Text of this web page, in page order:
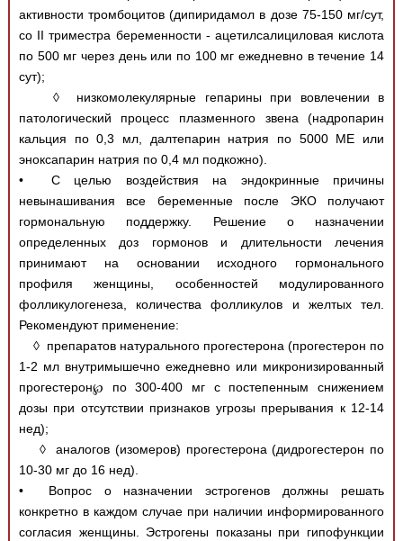
активности тромбоцитов (дипиридамол в дозе 75-150 мг/сут,
со II триместра беременности - ацетилсалициловая кислота
по 500 мг через день или по 100 мг ежедневно в течение 14
сут);
◊ низкомолекулярные гепарины при вовлечении в
патологический процесс плазменного звена (надропарин
кальция по 0,3 мл, далтепарин натрия по 5000 МЕ или
эноксапарин натрия по 0,4 мл подкожно).
• С целью воздействия на эндокринные причины
невынашивания все беременные после ЭКО получают
гормональную поддержку. Решение о назначении
определенных доз гормонов и длительности лечения
принимают на основании исходного гормонального
профиля женщины, особенностей модулированного
фолликулогенеза, количества фолликулов и желтых тел.
Рекомендуют применение:
◊ препаратов натурального прогестерона (прогестерон по
1-2 мл внутримышечно ежедневно или микронизированный
прогестерон℘ по 300-400 мг с постепенным снижением
дозы при отсутствии признаков угрозы прерывания к 12-14
нед);
◊ аналогов (изомеров) прогестерона (дидрогестерон по
10-30 мг до 16 нед).
• Вопрос о назначении эстрогенов должны решать
конкретно в каждом случае при наличии информированного
согласия женщины. Эстрогены показаны при гипофункции